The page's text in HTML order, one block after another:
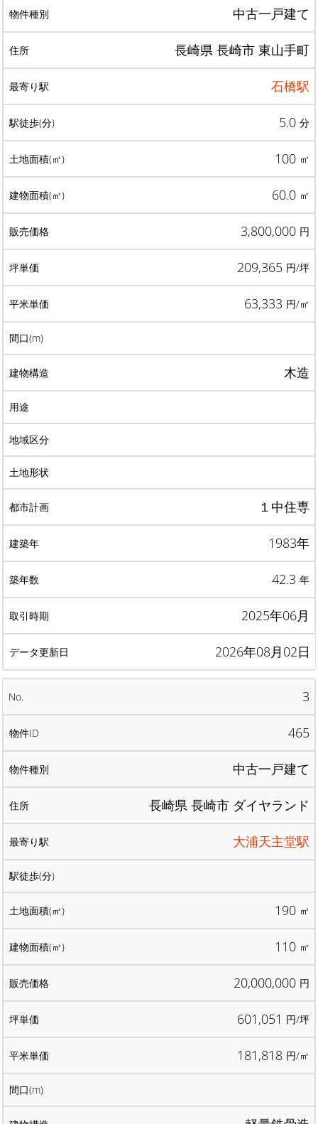
中古一戸建て
長崎県 長崎市 東山手町
石橋駅
5.0 分
100 ㎡
60.0 ㎡
3,800,000 円
209,365 円/坪
63,333 円/㎡
木造
１中住専
1983年
42.3 年
2025年06月
2026年08月02日
3
465
中古一戸建て
長崎県 長崎市 ダイヤランド
大浦天主堂駅
190 ㎡
110 ㎡
20,000,000 円
601,051 円/坪
181,818 円/㎡